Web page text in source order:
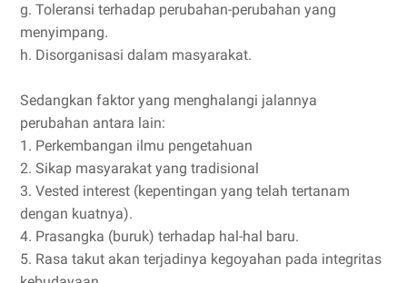
g. Toleransi terhadap perubahan-perubahan yang
menyimpang.
h. Disorganisasi dalam masyarakat.
Sedangkan faktor yang menghalangi jalannya
perubahan antara lain:
1. Perkembangan ilmu pengetahuan
2. Sikap masyarakat yang tradisional
3. Vested interest (kepentingan yang telah tertanam
dengan kuatnya).
4. Prasangka (buruk) terhadap hal-hal baru.
5. Rasa takut akan terjadinya kegoyahan pada integritas